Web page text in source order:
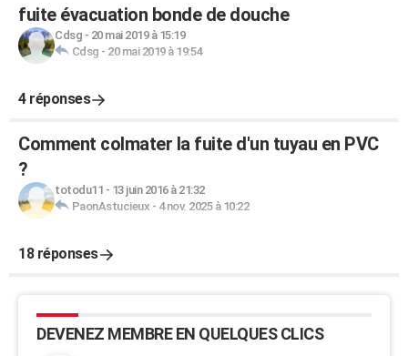
fuite évacuation bonde de douche
Cdsg - 20 mai 2019 à 15:19
Cdsg - 20 mai 2019 à 19:54
4 réponses
Comment colmater la fuite d'un tuyau en PVC
?
totodu11 - 13 juin 2016 à 21:32
PaonAstucieux - 4 nov. 2025 à 10:22
18 réponses
DEVENEZ MEMBRE EN QUELQUES CLICS